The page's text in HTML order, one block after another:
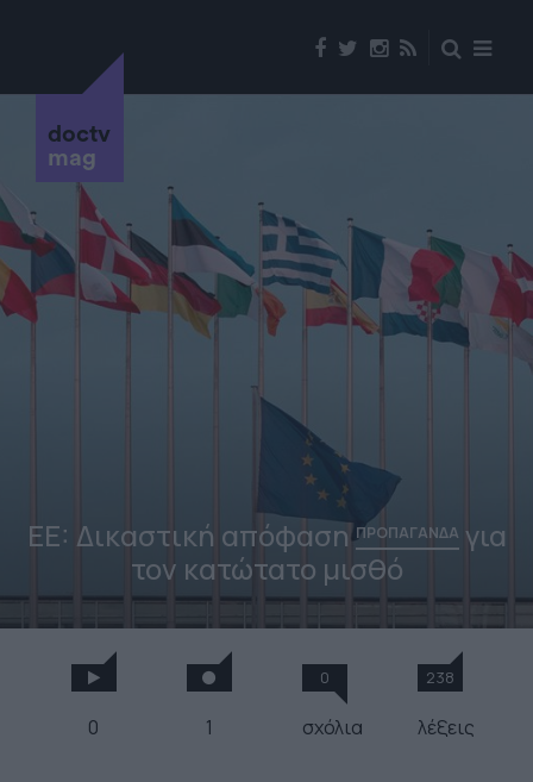
doctv
mag
EE: Δικαστική απόφασηΠΡΟΠΑΓΑΝΔΑ για
τον κατώτατο μισθό
0 1
0
σχόλια
238
λέξεις